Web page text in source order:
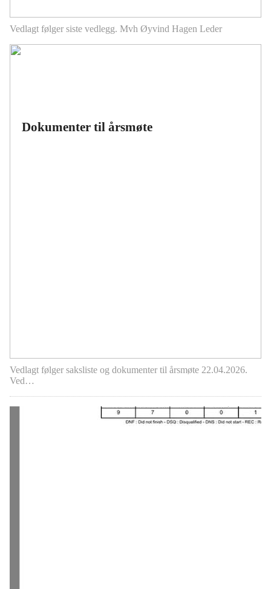
Vedlagt følger siste vedlegg. Mvh Øyvind Hagen Leder
Dokumenter til årsmøte
Vedlagt følger saksliste og dokumenter til årsmøte 22.04.2026.
Ved…